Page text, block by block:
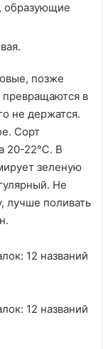
образующие
позже
превращаются в
не держатся.
Сорт
20-22℃. В
зеленую
Не
лучше поливать